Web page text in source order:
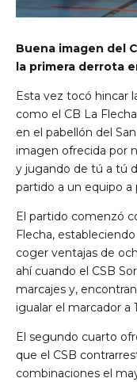
Buena imagen del
la primera derrota
Esta vez tocó hincar
como el CB La
en el pabellón del
imagen ofrecida por
y jugando de tú a tú
partido a un equipo a
El partido comenzó
Flecha,
coger ventajas de
ahí cuando el CSB
marcajes y,
igualar el marcador a
El segundo cuarto
que el CSB
combinaciones el